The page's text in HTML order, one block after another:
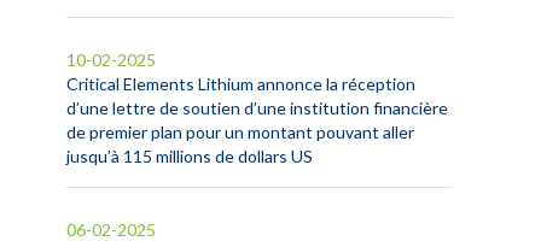
Critical Elements Lithium annonce la réception
d’une lettre de soutien d’une institution financière
de premier plan pour un montant pouvant aller
jusqu’à 115 millions de dollars US
10-02-2025
06-02-2025